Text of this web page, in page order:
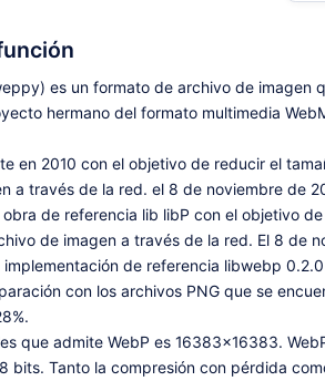
es un formato de archivo de imagen
hermano del formato multimedia
en 2010 con el objetivo de reducir el
a través de la red. el 8 de noviembre de
de referencia lib libP con el objetivo
de imagen a través de la red. El 8 de
de referencia libwebp
con los archivos PNG que se
que admite WebP es 16383x16383.
bits. Tanto la compresión con pérdida